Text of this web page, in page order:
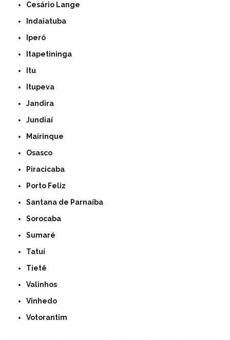
Cesário Lange
Indaiatuba
Iperó
Itapetininga
Itu
Itupeva
Jandira
Jundiaí
Mairinque
Osasco
Piracicaba
Porto Feliz
Santana de Parnaíba
Sorocaba
Sumaré
Tatuí
Tietê
Valinhos
Vinhedo
Votorantim